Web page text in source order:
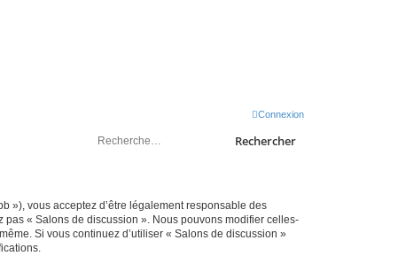
Connexion
Rechercher
»), vous acceptez d’être légalement responsable des
pas « Salons de discussion ». Nous pouvons modifier celles-
Si vous continuez d’utiliser « Salons de discussion »